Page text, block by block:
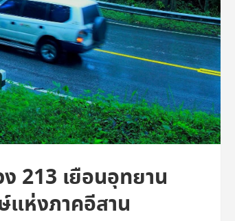
213 เยือนอุทยาน
แห่งภาคอีสาน